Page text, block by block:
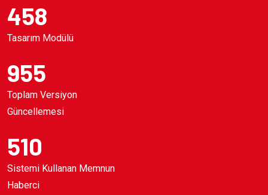
458
Tasarım Modülü
955
Toplam Versiyon
Güncellemesi
510
Sistemi Kullanan Memnun
Haberci